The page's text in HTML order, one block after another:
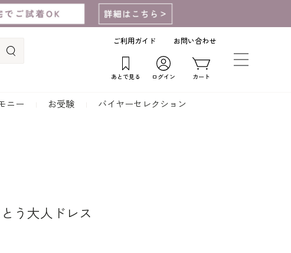
ご利用ガイド お問い合わせ
あとで見る ログイン カート
ニー お受験 バイヤーセレクション
う大人ドレス